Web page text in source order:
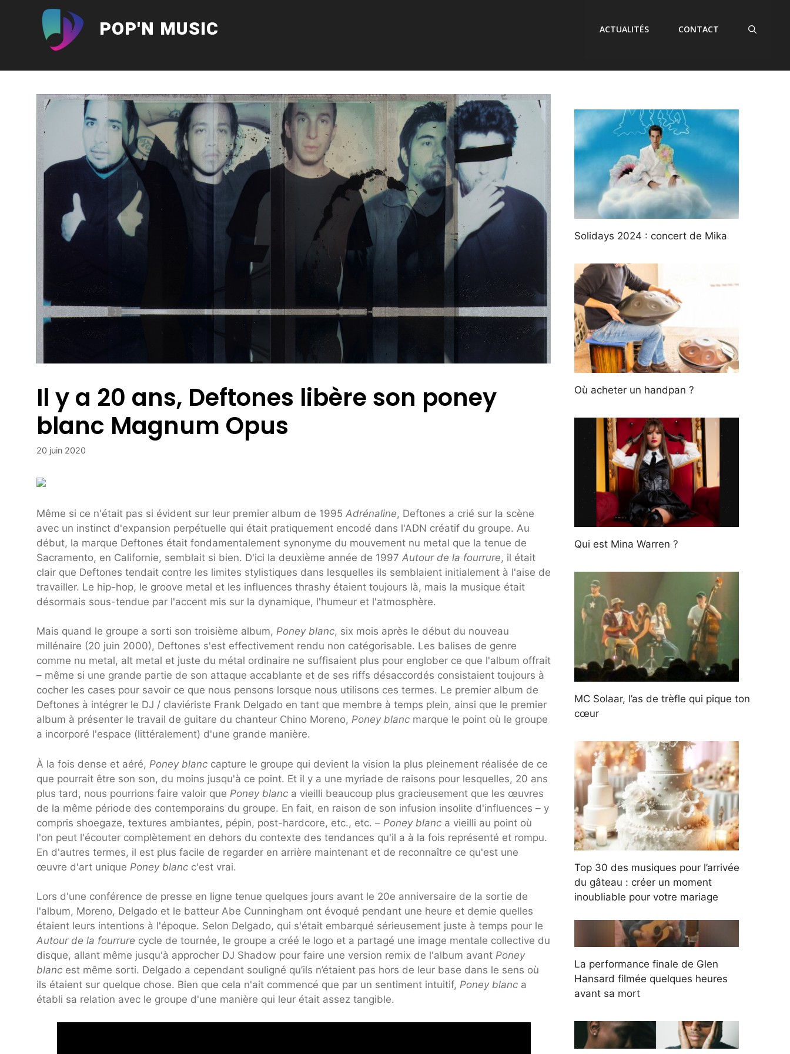
POP'N MUSIC ACTUALITÉS CONTACT
Il y a 20 ans, Deftones libère son poney
blanc Magnum Opus
20 juin 2020
Même si ce n'était pas si évident sur leur premier album de 1995 Adrénaline, Deftones a crié sur la scène
avec un instinct d'expansion perpétuelle qui était pratiquement encodé dans l'ADN créatif du groupe. Au
début, la marque Deftones était fondamentalement synonyme du mouvement nu metal que la tenue de
Sacramento, en Californie, semblait si bien. D'ici la deuxième année de 1997 Autour de la fourrure, il était
clair que Deftones tendait contre les limites stylistiques dans lesquelles ils semblaient initialement à l'aise de
travailler. Le hip-hop, le groove metal et les influences thrashy étaient toujours là, mais la musique était
désormais sous-tendue par l'accent mis sur la dynamique, l'humeur et l'atmosphère.
Mais quand le groupe a sorti son troisième album, Poney blanc, six mois après le début du nouveau
millénaire (20 juin 2000), Deftones s'est effectivement rendu non catégorisable. Les balises de genre
comme nu metal, alt metal et juste du métal ordinaire ne suffisaient plus pour englober ce que l'album offrait
– même si une grande partie de son attaque accablante et de ses riffs désaccordés consistaient toujours à
cocher les cases pour savoir ce que nous pensons lorsque nous utilisons ces termes. Le premier album de
Deftones à intégrer le DJ / claviériste Frank Delgado en tant que membre à temps plein, ainsi que le premier
album à présenter le travail de guitare du chanteur Chino Moreno, Poney blanc marque le point où le groupe
a incorporé l'espace (littéralement) d'une grande manière.
À la fois dense et aéré, Poney blanc capture le groupe qui devient la vision la plus pleinement réalisée de ce
que pourrait être son son, du moins jusqu'à ce point. Et il y a une myriade de raisons pour lesquelles, 20 ans
plus tard, nous pourrions faire valoir que Poney blanc a vieilli beaucoup plus gracieusement que les œuvres
de la même période des contemporains du groupe. En fait, en raison de son infusion insolite d'influences – y
compris shoegaze, textures ambiantes, pépin, post-hardcore, etc., etc. – Poney blanc a vieilli au point où
l'on peut l'écouter complètement en dehors du contexte des tendances qu'il a à la fois représenté et rompu.
En d'autres termes, il est plus facile de regarder en arrière maintenant et de reconnaître ce qu'est une
œuvre d'art unique Poney blanc c'est vrai.
Lors d'une conférence de presse en ligne tenue quelques jours avant le 20e anniversaire de la sortie de
l'album, Moreno, Delgado et le batteur Abe Cunningham ont évoqué pendant une heure et demie quelles
étaient leurs intentions à l'époque. Selon Delgado, qui s'était embarqué sérieusement juste à temps pour le
Autour de la fourrure cycle de tournée, le groupe a créé le logo et a partagé une image mentale collective du
disque, allant même jusqu'à approcher DJ Shadow pour faire une version remix de l'album avant Poney
blanc est même sorti. Delgado a cependant souligné qu’ils n’étaient pas hors de leur base dans le sens où
ils étaient sur quelque chose. Bien que cela n'ait commencé que par un sentiment intuitif, Poney blanc a
établi sa relation avec le groupe d'une manière qui leur était assez tangible.
Solidays 2024 : concert de Mika
Où acheter un handpan ?
Qui est Mina Warren ?
MC Solaar, l’as de trèfle qui pique ton
cœur
Top 30 des musiques pour l’arrivée
du gâteau : créer un moment
inoubliable pour votre mariage
La performance finale de Glen
Hansard filmée quelques heures
avant sa mort